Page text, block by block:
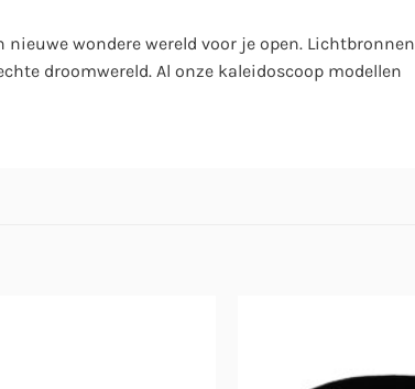
wondere wereld voor je open. Lichtbronnen
droomwereld. Al onze kaleidoscoop modellen